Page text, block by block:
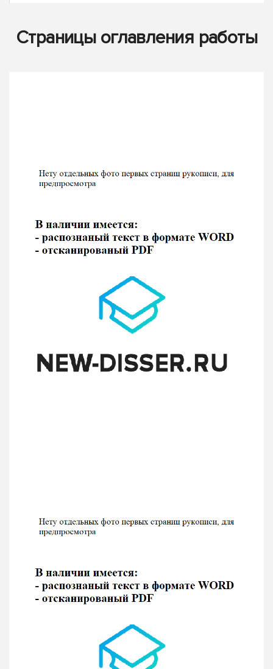
Страницы оглавления работы